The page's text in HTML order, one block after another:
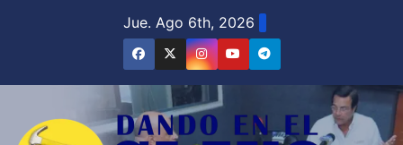
Jue. Ago 6th, 2026